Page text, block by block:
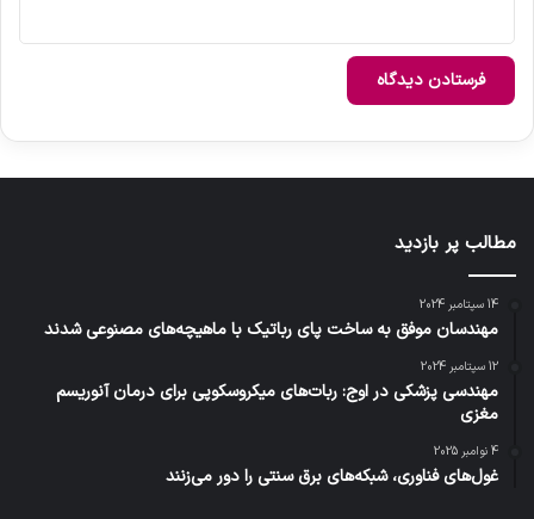
مطالب پر بازدید
14 سپتامبر 2024
مهندسان موفق به ساخت پای رباتیک با ماهیچه‌های مصنوعی شدند
12 سپتامبر 2024
مهندسی پزشکی در اوج: ربات‌های میکروسکوپی برای درمان آنوریسم
مغزی
4 نوامبر 2025
غول‌های فناوری، شبکه‌های برق سنتی را دور می‌زنند